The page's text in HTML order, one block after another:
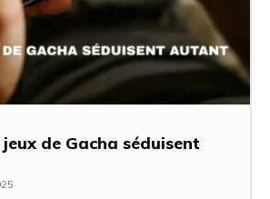
de Gacha séduisent